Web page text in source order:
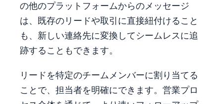
の他のプラットフォームからのメッセージ
は、既存のリードや取引に直接紐付けること
も、新しい連絡先に変換してシームレスに追
跡することもできます。
リードを特定のチームメンバーに割り当てる
ことで、担当者を明確にできます。営業プロ